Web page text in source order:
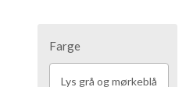
Farge
Lys grå og mørkeblå